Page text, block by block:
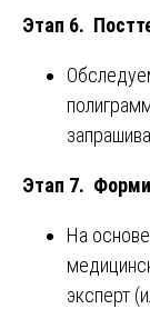
Этап 6.
Этап 7.
На
эксперт